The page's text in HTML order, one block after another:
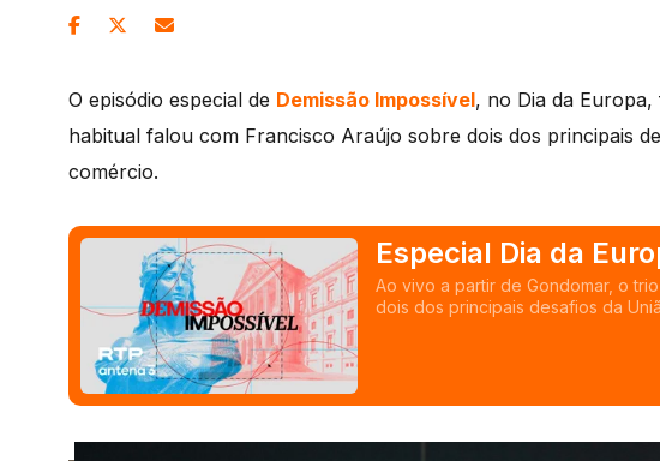
O episódio especial de Demissão Impossível, no Dia da
habitual falou com Francisco Araújo sobre dois dos principais
comércio.
Especial Dia da
Ao vivo a partir de Gondomar, o
dois dos principais desafios da